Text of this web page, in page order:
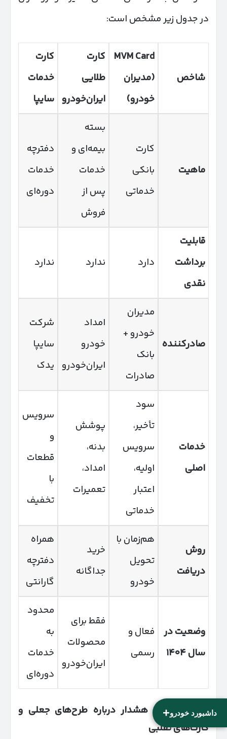
در جدول زیر مشخص است:
شاخص
MVM Card
(مدیران
خودرو)
کارت
طلایی
ایران‌خودرو
کارت
خدمات
سایپا
ماهیت
کارت
بانکی
خدماتی
بسته
بیمه‌ای و
خدمات
پس از
فروش
دفترچه
خدمات
دوره‌ای
قابلیت
برداشت
نقدی
دارد ندارد ندارد
صادرکننده
مدیران
خودرو +
بانک
صادرات
امداد
خودرو
ایران‌خودرو
شرکت
سایپا
یدک
خدمات
اصلی
سود
تأخیر،
سرویس
اولیه،
اعتبار
خدماتی
پوشش
بدنه،
امداد،
تعمیرات
سرویس
و
قطعات
با
تخفیف
روش
دریافت
هم‌زمان با
تحویل
خودرو
خرید
جداگانه
همراه
دفترچه
گارانتی
وضعیت در
سال۱۴۰۴
فعال و
رسمی
فقط برای
محصولات
ایران‌خودرو
محدود
به
خدمات
دوره‌ای
بخش هشتم: هشدار درباره طرح‌های جعلی و
کارت‌های تقلبی
+داشبورد خودرو